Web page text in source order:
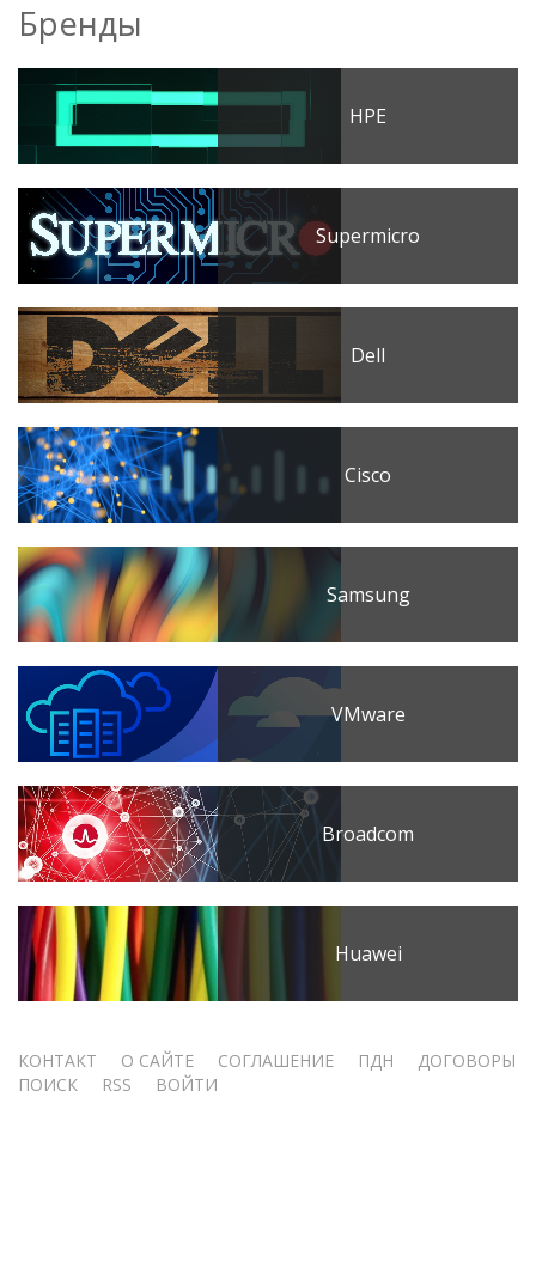
Бренды
HPE
Supermicro
Dell
Cisco
Samsung
VMware
Broadcom
Huawei
Меню
КОНТАКТ О САЙТЕ СОГЛАШЕНИЕ ПДН
ДОГОВОРЫ
ПОИСК
RSS ВОЙТИ